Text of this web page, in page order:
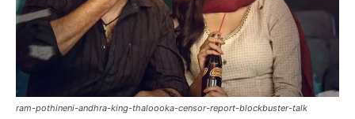
ram-pothineni-andhra-king-thaloooka-censor-report-blockbuster-talk